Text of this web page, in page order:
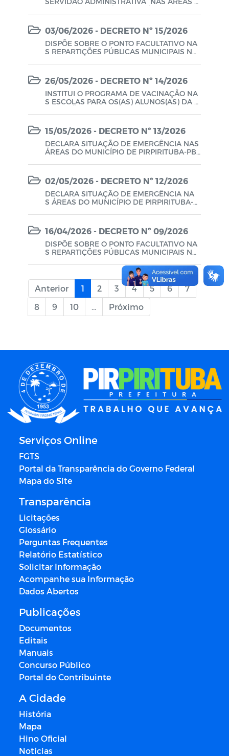
RFURAÇÃO E INSTALAÇÃO DE POÇOS ARTE
SIANOS PELA COMPANHIA DE DESENVOLVI
MENT DOS VALES DO SÃO FRANCISCO DO
PARNAÍBA – CODEVASF, ATENDENDO AS N
ECESSIDADES DE TODA A POPULAÇÃO CIR
CUNVIZINHA.
03/06/2026 - DECRETO Nº 15/2026
DISPÕE SOBRE O PONTO FACULTATIVO NA
S REPARTIÇÕES PÚBLICAS MUNICIPAIS NO
26/05/2026 - DECRETO Nº 14/2026
INSTITUI O PROGRAMA DE VACINAÇÃO NA
S ESCOLAS PARA OS(AS) ALUNOS(AS) DA E
AS DO MUNICÍPIO E DÁ OUTRAS PROVIDÊ
NCIAS.
15/05/2026 - DECRETO Nº 13/2026
DECLARA SITUAÇÃO DE EMERGÊNCIA NAS
ÁREAS DO MUNICÍPIO DE PIRPIRITUBA-PB
2.1.4), E DÁ OUTRAS PROVIDÊNCIAS.
02/05/2026 - DECRETO Nº 12/2026
DECLARA SITUAÇÃO DE EMERGÊNCIA NA
S ÁREAS DO MUNICÍPIO DE PIRPIRITUBA-P
STRUTURA PÚBLICA, E DÁ OUTRAS PROVID
ÊNCIAS.
16/04/2026 - DECRETO Nº 09/2026
DISPÕE SOBRE O PONTO FACULTATIVO NA
S REPARTIÇÕES PÚBLICAS MUNICIPAIS NO
Anterior 1 2 3 4 5 6
7
8
9 10 ... Próximo
Serviços Online
FGTS
Portal da Transparência do Governo Federal
Mapa do Site
Transparência
Licitações
Glossário
Perguntas Frequentes
Relatório Estatístico
Solicitar Informação
Acompanhe sua Informação
Dados Abertos
Publicações
Documentos
Editais
Manuais
Concurso Público
Portal do Contribuinte
A Cidade
História
Mapa
Hino Oficial
Notícias